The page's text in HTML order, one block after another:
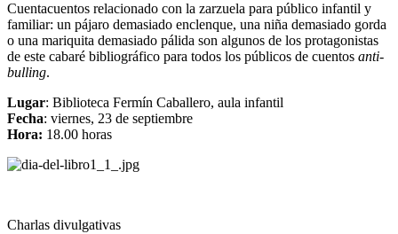
Cuentacuentos relacionado con la zarzuela para público infantil y
familiar: un pájaro demasiado enclenque, una niña demasiado gorda
o una mariquita demasiado pálida son algunos de los protagonistas
de este cabaré bibliográfico para todos los públicos de cuentos anti-
bulling.
Lugar: Biblioteca Fermín Caballero, aula infantil
Fecha: viernes, 23 de septiembre
Hora: 18.00 horas
Charlas divulgativas